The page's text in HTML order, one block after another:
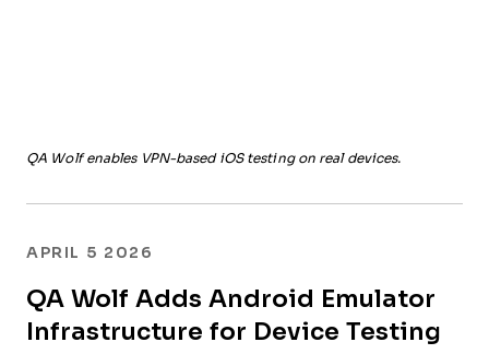
QA Wolf enables VPN-based iOS testing on real devices.
APRIL 5 2026
QA Wolf Adds Android Emulator
Infrastructure for Device Testing